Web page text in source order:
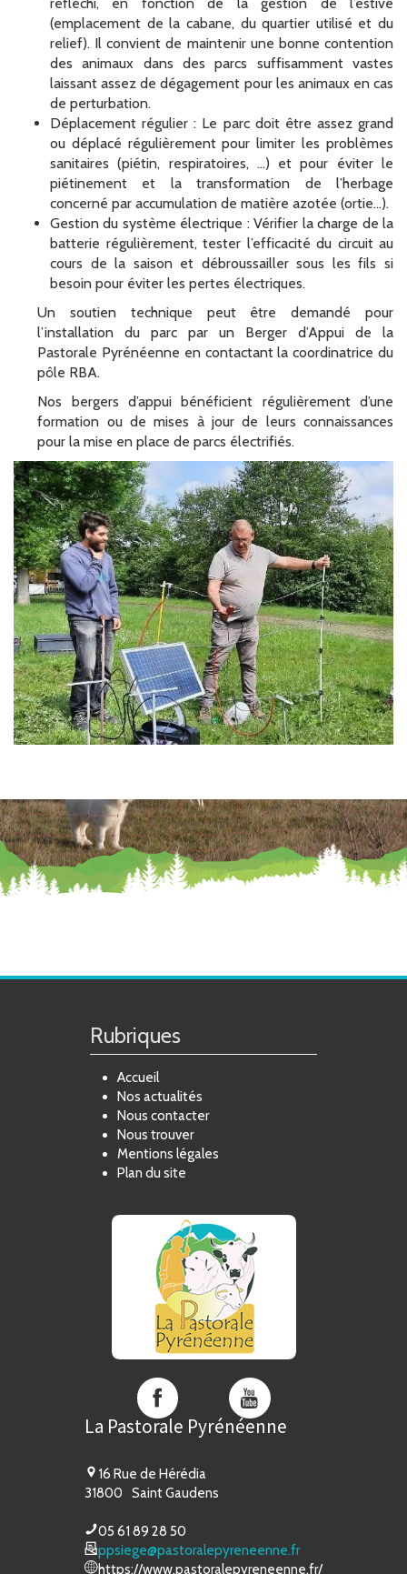
(emplacement de la cabane, du quartier utilisé et du
relief). Il convient de maintenir une bonne contention
des animaux dans des parcs suffisamment vastes
laissant assez de dégagement pour les animaux en cas
de perturbation.
Déplacement régulier : Le parc doit être assez grand
ou déplacé régulièrement pour limiter les problèmes
sanitaires (piétin, respiratoires, …) et pour éviter le
piétinement et la transformation de l’herbage
concerné par accumulation de matière azotée (ortie…).
Gestion du système électrique : Vérifier la charge de la
batterie régulièrement, tester l’efficacité du circuit au
cours de la saison et débroussailler sous les fils si
besoin pour éviter les pertes électriques.
Un soutien technique peut être demandé pour
l’installation du parc par un Berger d’Appui de la
Pastorale Pyrénéenne en contactant la coordinatrice du
pôle RBA.
Nos bergers d’appui bénéficient régulièrement d’une
formation ou de mises à jour de leurs connaissances
pour la mise en place de parcs électrifiés.
Rubriques
Accueil
Nos actualités
Nous contacter
Nous trouver
Mentions légales
Plan du site
La
Pastorale
Pyrénéenne
Facebook
La
Pyrénéenne
La Pastorale Pyrénéenne
16 Rue de Hérédia
31800
Saint Gaudens
05 61 89 28 50
ppsiege@pastoralepyreneenne.fr
https://www.pastoralepyreneenne.fr/